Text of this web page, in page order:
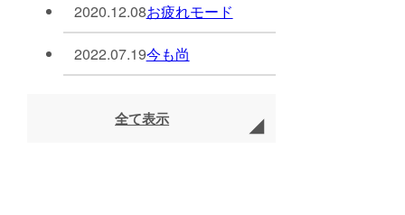
2020.12.08お疲れモード
2022.07.19今も尚
全て表示